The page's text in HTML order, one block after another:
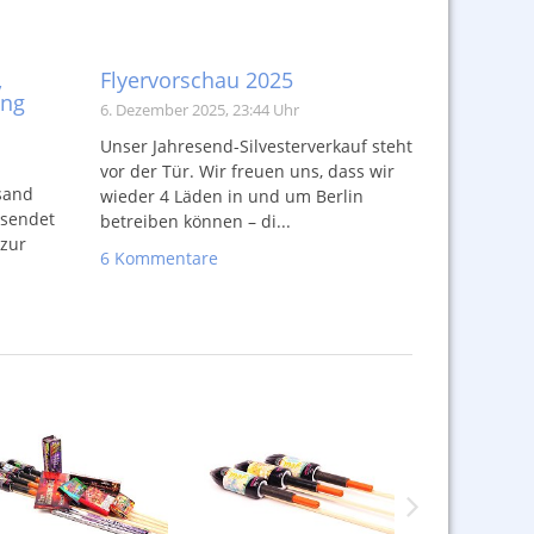
Flyervorschau 2025
6. Dezember 2025, 23:44 Uhr
Unser Jahresend-Silvesterverkauf steht
vor der Tür. Wir freuen uns, dass wir
wieder 4 Läden in und um Berlin
betreiben können – di...
6 Kommentare